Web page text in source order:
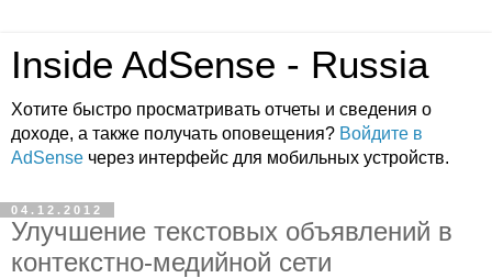
Inside AdSense - Russia
Хотите быстро просматривать отчеты и сведения о
доходе, а также получать оповещения? Войдите в
AdSense через интерфейс для мобильных устройств.
04.12.2012
Улучшение текстовых объявлений в
контекстно-медийной сети